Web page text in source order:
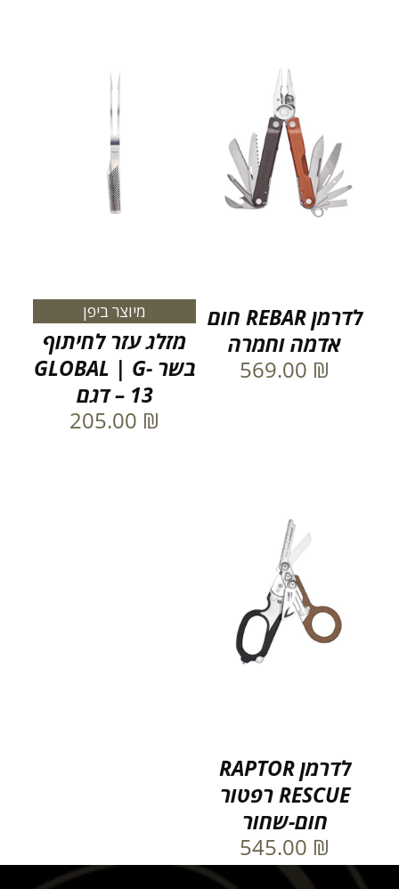
לדרמן REBAR חום
אדמה וחמרה
569.00 ₪
מיוצר ביפן
מזלג עזר לחיתוף
בשר GLOBAL | G-
13 – דגם
205.00 ₪
לדרמן RAPTOR
RESCUE רפטור
חום-שחור
545.00 ₪